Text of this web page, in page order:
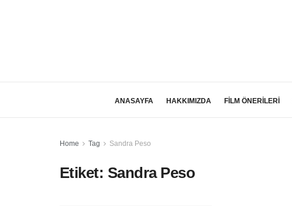
ANASAYFA HAKKIMIZDA FİLM ÖNERİLERİ
Home Tag Sandra Peso
Etiket: Sandra Peso